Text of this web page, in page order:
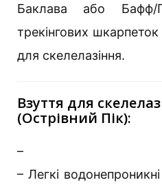
Баклава або Бафф/
трекінгових
для скелелазіння.
Взуття для
(Острівний Пік):
–
– Легкі